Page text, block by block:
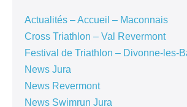
Actualités – Accueil – Maconnais
Cross Triathlon – Val Revermont
Festival de Triathlon – Divonne-les-
News Jura
News Revermont
News Swimrun Jura